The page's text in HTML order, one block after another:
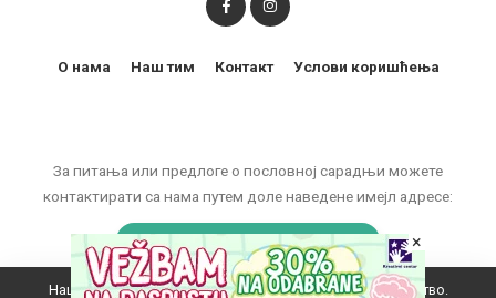
За питања или предлоге о пословној сарадњи можете
контактирати са нама путем доле наведене имејл адресе:
marketing@zelenaucionica.com
О нама Наш тим Контакт Услови коришћења
Наш вебсајт користи колачиће да побољша ваше искуство.
×